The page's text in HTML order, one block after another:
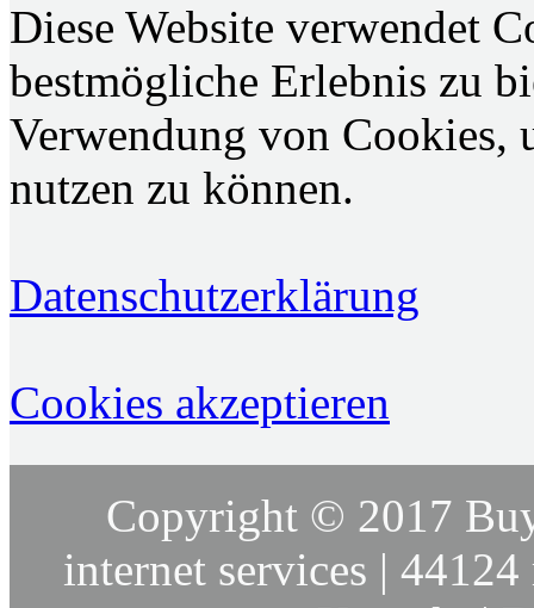
Diese Website verwendet
bestmögliche Erlebnis zu
Verwendung von Cookies,
nutzen zu können.
Datenschutzerklärung
Cookies akzeptieren
Copyright © 2017
internet services |